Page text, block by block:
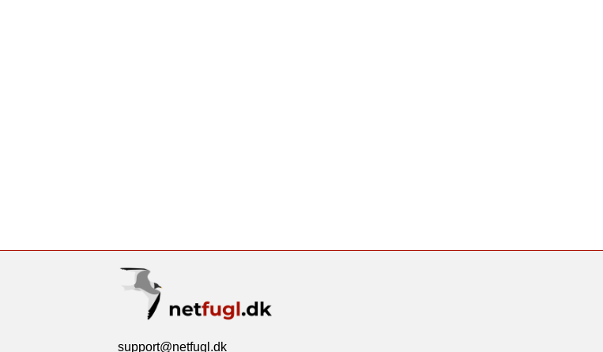
support@netfugl.dk